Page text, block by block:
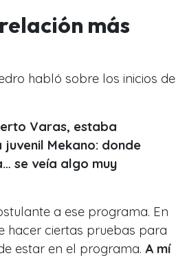
más
habló sobre los inicios de
Varas, estaba
Mekano: donde
se veía algo muy
a ese programa. En
hacer ciertas pruebas para
estar en el programa. A mí